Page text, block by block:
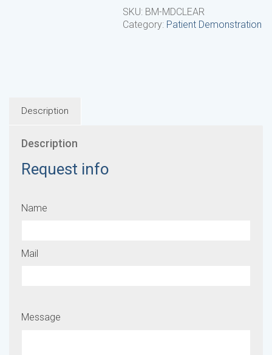
SKU: BM-MDCLEAR
Category: Patient Demonstration
Description
Description
Request info
Name
Mail
Message